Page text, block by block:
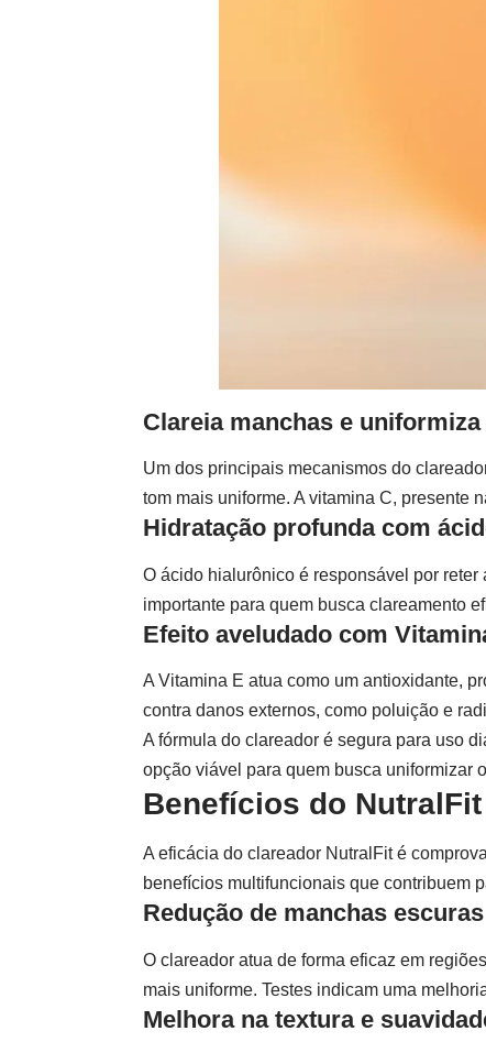
Clareia manchas e
Um dos principais mecanismos do
tom mais uniforme. A vitamina C, presente
Hidratação profunda com
O ácido hialurônico é responsável por
importante para quem busca clareamento
Efeito aveludado com
A Vitamina E atua como um antioxidante,
contra danos externos, como poluição e
A fórmula do clareador é segura para uso
opção viável para quem busca uniformizar
Benefícios do
A eficácia do clareador NutralFit é
benefícios multifuncionais que contribuem
Redução de manchas
O clareador atua de forma eficaz em
mais uniforme. Testes indicam uma
Melhora na textura e